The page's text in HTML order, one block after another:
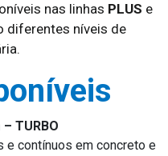
nas linhas PLUS e
diferentes níveis de
TURBO
e contínuos em concreto e